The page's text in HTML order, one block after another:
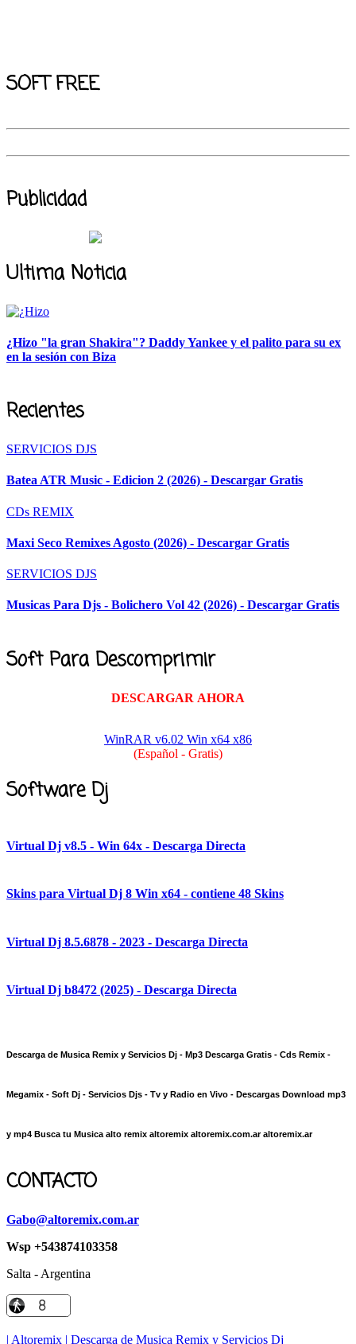
SOFT FREE
Publicidad
Ultima Noticia
¿Hizo "la gran Shakira"? Daddy Yankee y el palito para su ex
en la sesión con Biza
Recientes
SERVICIOS DJS
Batea ATR Music - Edicion 2 (2026) - Descargar Gratis
CDs REMIX
Maxi Seco Remixes Agosto (2026) - Descargar Gratis
SERVICIOS DJS
Musicas Para Djs - Bolichero Vol 42 (2026) - Descargar Gratis
Soft Para Descomprimir
DESCARGAR AHORA
WinRAR v6.02 Win x64 x86
(Español - Gratis)
Software Dj
Virtual Dj v8.5 - Win 64x - Descarga Directa
Skins para Virtual Dj 8 Win x64 - contiene 48 Skins
Virtual Dj 8.5.6878 - 2023 - Descarga Directa
Virtual Dj b8472 (2025) - Descarga Directa
Descarga de Musica Remix y Servicios Dj - Mp3 Descarga Gratis - Cds Remix -
Megamix - Soft Dj - Servicios Djs - Tv y Radio en Vivo - Descargas Download mp3
y mp4 Busca tu Musica alto remix altoremix altoremix.com.ar altoremix.ar
CONTACTO
Gabo@altoremix.com.ar
Wsp +543874103358
Salta - Argentina
| Altoremix | Descarga de Musica Remix y Servicios Dj